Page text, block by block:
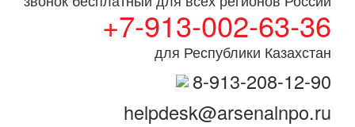
+7-913-002-63-36
для Республики Казахстан
8-913-208-12-90
helpdesk@arsenalnpo.ru